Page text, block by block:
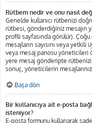
Rütbem nedir ve onu nasıl
Genelde kullanıcı rütbenizi
rütbesi, gönderdiğiniz mesajın
profili sayfasında görülür).
mesajların sayısını veya
veya mesaj panosu yöneticileri
yere mesaj gönderipte
sonuç, yöneticilerin
Başa dön
Bir kullanıcıya ait e-posta
isteniyor?
E-posta formunu kullanarak